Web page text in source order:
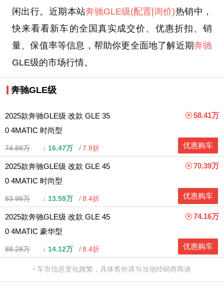
闲出行。近期本站奔驰GLE级(配置|询价)热销中，
快来看看新车的全国真实成交价、优惠折扣、销
量、保值率等信息，帮助你更全面地了解近期奔驰
GLE级的市场行情。
奔驰GLE级
2025款奔驰GLE级 改款 GLE 35
0 4MATIC 时尚型
74.88万 ↓ 16.47万 7.8折
58.41万
优惠购车
2025款奔驰GLE级 改款 GLE 45
0 4MATIC 时尚型
83.98万 ↓ 13.59万 8.4折
70.39万
优惠购车
2025款奔驰GLE级 改款 GLE 45
0 4MATIC 豪华型
88.28万 ↓ 14.12万 8.4折
74.16万
优惠购车
车市信息变化频繁，具体售价请与当地经销商商谈